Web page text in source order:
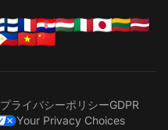
プライバシーポリシーGDPR
Your Privacy Choices